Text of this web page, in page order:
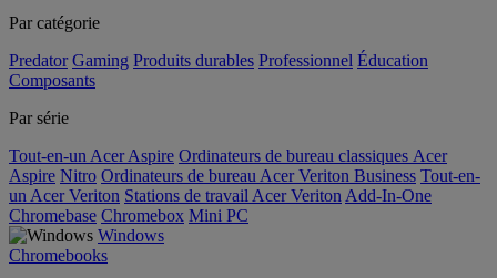
Par catégorie
Predator Gaming Produits durables Professionnel Éducation
Composants
Par série
Tout-en-un Acer Aspire Ordinateurs de bureau classiques Acer
Aspire Nitro Ordinateurs de bureau Acer Veriton Business Tout-en-
un Acer Veriton Stations de travail Acer Veriton Add-In-One
Chromebase Chromebox Mini PC
Windows
Chromebooks